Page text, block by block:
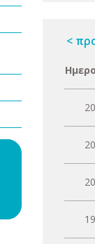
<